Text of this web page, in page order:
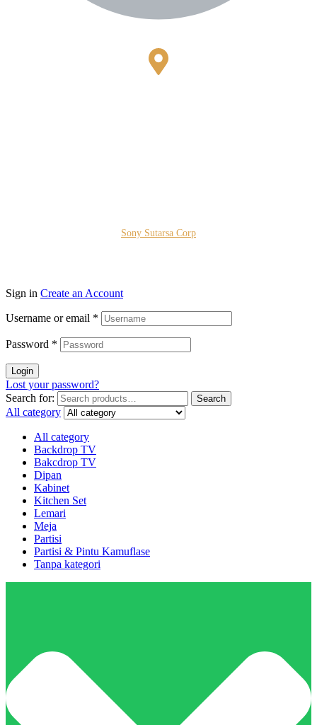
Sony Sutarsa Corp
Sign in Create an Account
Username or email *
Password *
Login
Lost your password?
Search for:
Search
All category
All category
Backdrop TV
Bakcdrop TV
Dipan
Kabinet
Kitchen Set
Lemari
Meja
Partisi
Partisi & Pintu Kamuflase
Tanpa kategori